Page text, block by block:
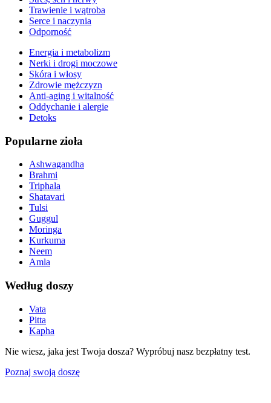
Trawienie i wątroba
Serce i naczynia
Odporność
Energia i metabolizm
Nerki i drogi moczowe
Skóra i włosy
Zdrowie mężczyzn
Anti-aging i witalność
Oddychanie i alergie
Detoks
Popularne zioła
Ashwagandha
Brahmi
Triphala
Shatavari
Tulsi
Guggul
Moringa
Kurkuma
Neem
Amla
Według doszy
Vata
Pitta
Kapha
Nie wiesz, jaka jest Twoja dosza? Wypróbuj nasz bezpłatny test.
Poznaj swoją doszę